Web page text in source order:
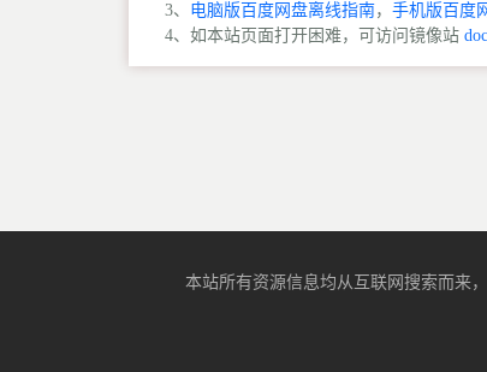
3、 电脑版百度网盘离线指南， 手机版百度
4、如本站页面打开困难，可访问镜像站
本站所有资源信息均从互联网搜索而来